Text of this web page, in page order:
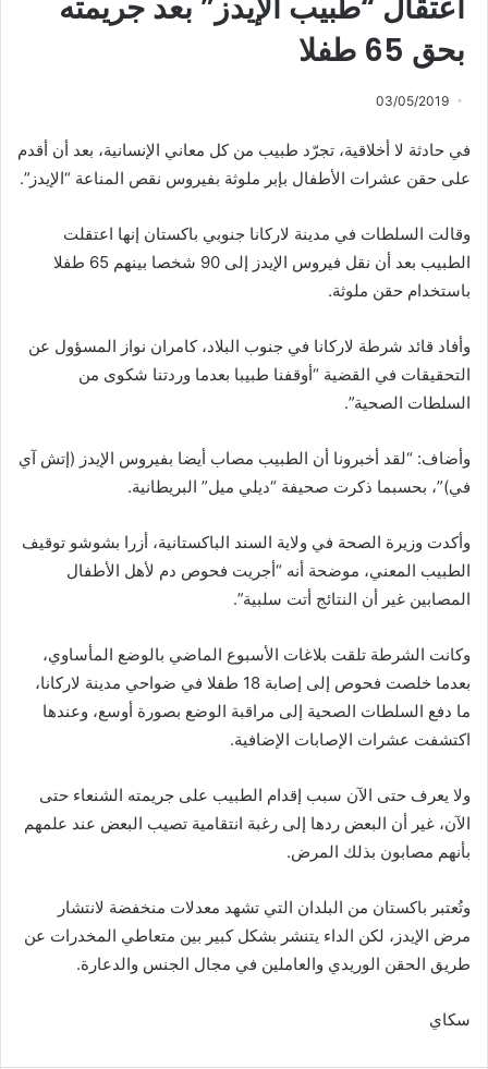
اعتقال “طبيب الإيدز” بعد جريمته
بحق 65 طفلا
03/05/2019
في حادثة لا أخلاقية، تجرّد طبيب من كل معاني الإنسانية، بعد أن أقدم
على حقن عشرات الأطفال بإبر ملوثة بفيروس نقص المناعة “الإيدز”.
وقالت السلطات في مدينة لاركانا جنوبي باكستان إنها اعتقلت
الطبيب بعد أن نقل فيروس الإيدز إلى 90 شخصا بينهم 65 طفلا
باستخدام حقن ملوثة.
وأفاد قائد شرطة لاركانا في جنوب البلاد، كامران نواز المسؤول عن
التحقيقات في القضية “أوقفنا طبيبا بعدما وردتنا شكوى من
السلطات الصحية”.
وأضاف: “لقد أخبرونا أن الطبيب مصاب أيضا بفيروس الإيدز (إتش آي
في)”، بحسبما ذكرت صحيفة “ديلي ميل” البريطانية.
وأكدت وزيرة الصحة في ولاية السند الباكستانية، أزرا بشوشو توقيف
الطبيب المعني، موضحة أنه “أجريت فحوص دم لأهل الأطفال
المصابين غير أن النتائج أتت سلبية”.
وكانت الشرطة تلقت بلاغات الأسبوع الماضي بالوضع المأساوي،
بعدما خلصت فحوص إلى إصابة 18 طفلا في ضواحي مدينة لاركانا،
ما دفع السلطات الصحية إلى مراقبة الوضع بصورة أوسع، وعندها
اكتشفت عشرات الإصابات الإضافية.
ولا يعرف حتى الآن سبب إقدام الطبيب على جريمته الشنعاء حتى
الآن، غير أن البعض ردها إلى رغبة انتقامية تصيب البعض عند علمهم
بأنهم مصابون بذلك المرض.
وتُعتبر باكستان من البلدان التي تشهد معدلات منخفضة لانتشار
مرض الإيدز، لكن الداء يتنشر بشكل كبير بين متعاطي المخدرات عن
طريق الحقن الوريدي والعاملين في مجال الجنس والدعارة.
سكاي